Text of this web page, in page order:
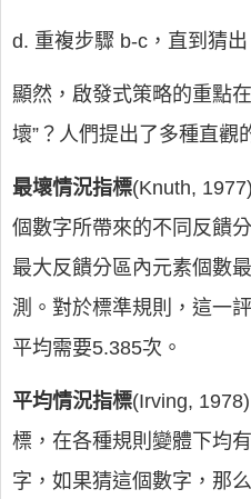
d. 重複步驟 b-c，直到猜出
顯然，啟發式策略的重點
壞”？人們提出了多種直觀
最壞情況指標(Knuth,
個數字所帶來的不同反饋
最大反饋分區內元素個數
測。對於標準規則，這一
平均需要5.385次。
平均情況指標(Irving,
標，在各種規則變體下均
字，如果猜這個數字，那